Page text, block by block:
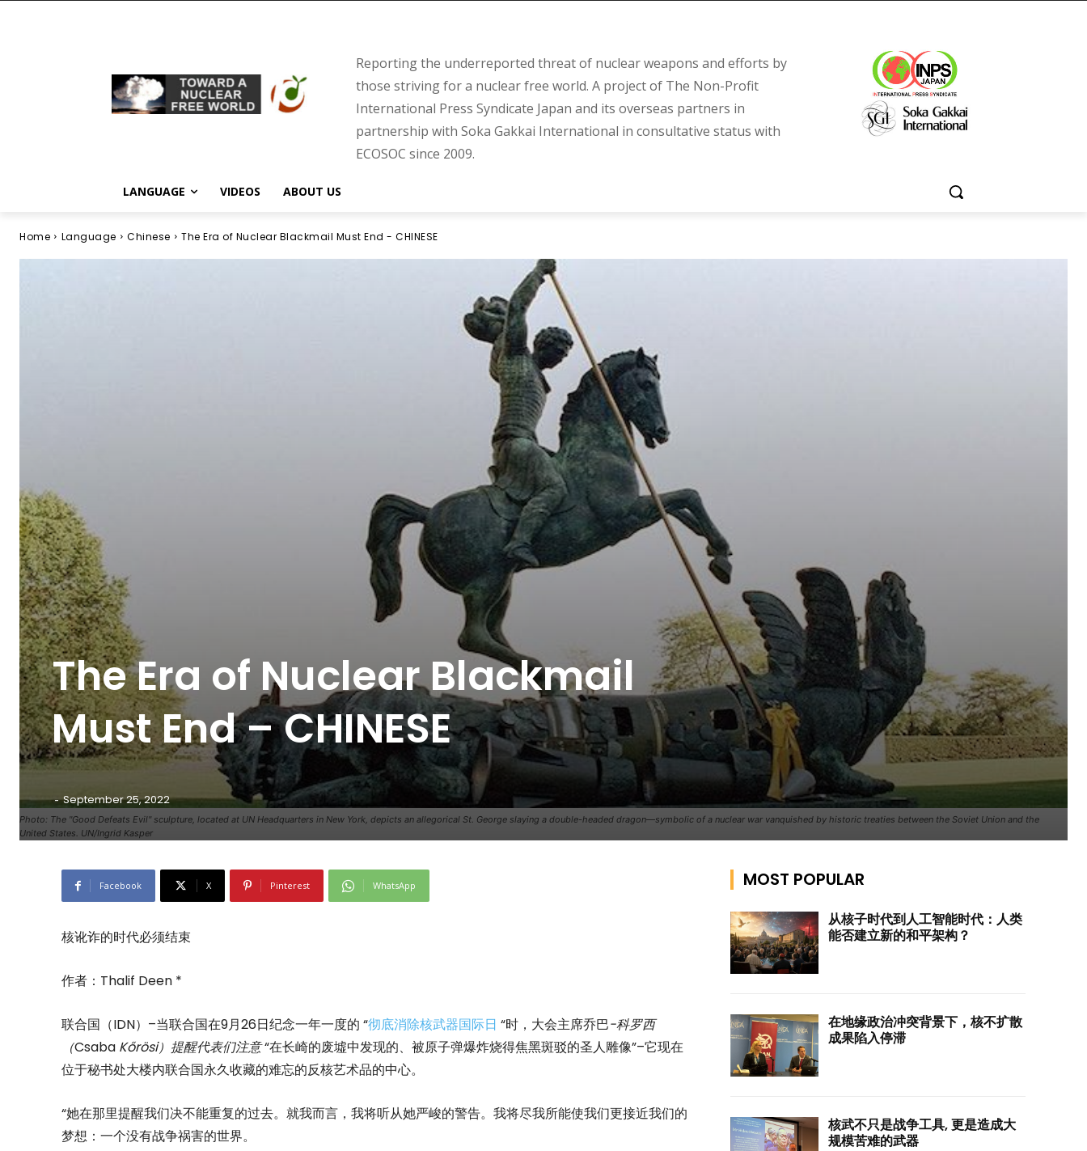
Reporting the underreported threat of nuclear weapons and efforts by
those striving for a nuclear free world. A project of The Non-Profit
International Press Syndicate Japan and its overseas partners in
partnership with Soka Gakkai International in consultative status with
ECOSOC since 2009.
LANGUAGE VIDEOS ABOUT US
Home Language Chinese The Era of Nuclear Blackmail Must End - CHINESE
Photo: The "Good Defeats Evil" sculpture, located at UN Headquarters in New York, depicts an allegorical St. George slaying a double-headed dragon—symbolic of a nuclear war vanquished by historic treaties between the Soviet Union and the
United States. UN/Ingrid Kasper
The Era of Nuclear Blackmail
Must End – CHINESE
- September 25, 2022
Facebook X Pinterest WhatsApp
核讹诈的时代必须结束
作者：Thalif Deen *
联合国（IDN）–当联合国在9月26日纪念一年一度的 “彻底消除核武器国际日 “时，大会主席乔巴-科罗西
（Csaba Kőrösi）提醒代表们注意“在长崎的废墟中发现的、被原子弹爆炸烧得焦黑斑驳的圣人雕像”–它现在
位于秘书处大楼内联合国永久收藏的难忘的反核艺术品的中心。
“她在那里提醒我们决不能重复的过去。就我而言，我将听从她严峻的警告。我将尽我所能使我们更接近我们的
梦想：一个没有战争祸害的世界。
MOST POPULAR
从核子时代到人工智能时代：人类
能否建立新的和平架构？
在地缘政治冲突背景下，核不扩散
成果陷入停滞
核武不只是战争工具, 更是造成大
规模苦难的武器